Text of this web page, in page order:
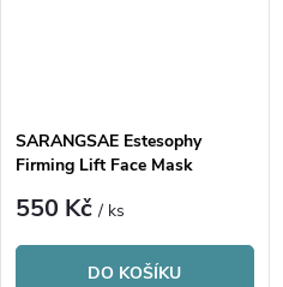
SARANGSAE Estesophy
Firming Lift Face Mask
550 Kč/ ks
DO KOŠÍKU